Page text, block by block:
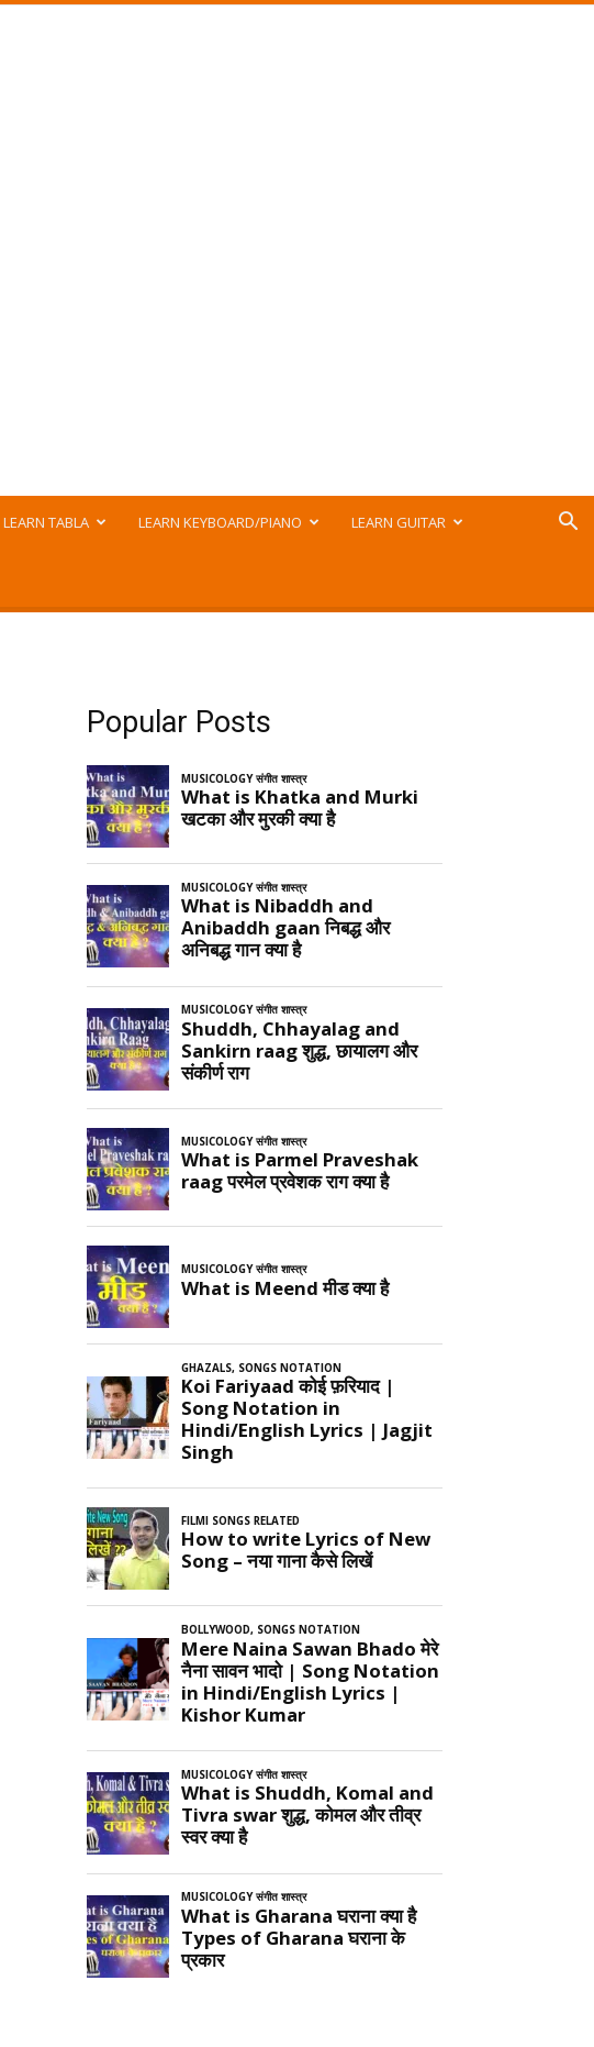
LEARN TABLA LEARN KEYBOARD/PIANO LEARN GUITAR
Popular Posts